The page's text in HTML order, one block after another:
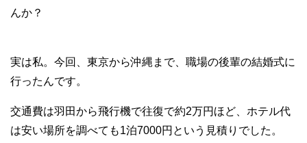
んか？
実は私。今回、東京から沖縄まで、職場の後輩の結婚式に
行ったんです。
交通費は羽田から飛行機で往復で約2万円ほど、ホテル代
は安い場所を調べても1泊7000円という見積りでした。